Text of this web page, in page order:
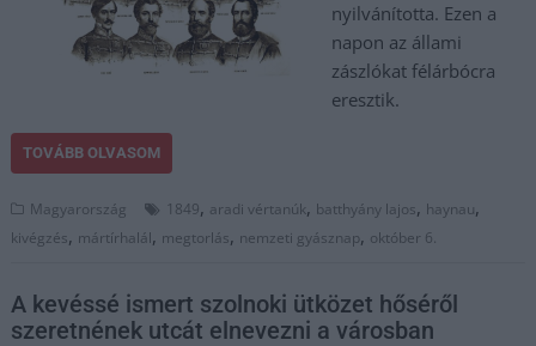
nyilvánította. Ezen a
napon az állami
zászlókat félárbócra
eresztik.
TOVÁBB OLVASOM
Magyarország 1849, aradi vértanúk, batthyány lajos, haynau,
kivégzés, mártírhalál, megtorlás, nemzeti gyásznap, október 6.
A kevéssé ismert szolnoki ütközet hőséről
szeretnének utcát elnevezni a városban